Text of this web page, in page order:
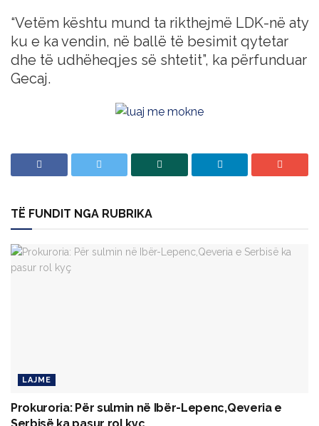
“Vetëm kështu mund ta rikthejmë LDK-në aty
ku e ka vendin, në ballë të besimit qytetar
dhe të udhëheqjes së shtetit”, ka përfunduar
Gecaj.
TË FUNDIT NGA RUBRIKA
LAJME
Prokuroria: Për sulmin në Ibër-Lepenc,Qeveria e